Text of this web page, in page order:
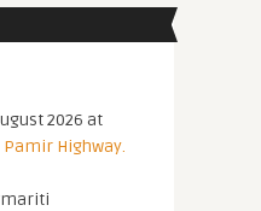
2026 at
Highway.